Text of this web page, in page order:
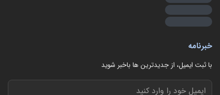
خبرنامه
با ثبت ایمیل، از جدید‌ترین ها با‌خبر شوید